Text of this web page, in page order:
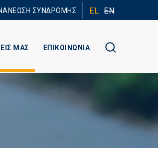
ΣΥΝΔΡΟΜΗΣ EL EN
ΜΑΣ ΕΠΙΚΟΙΝΩΝΙΑ